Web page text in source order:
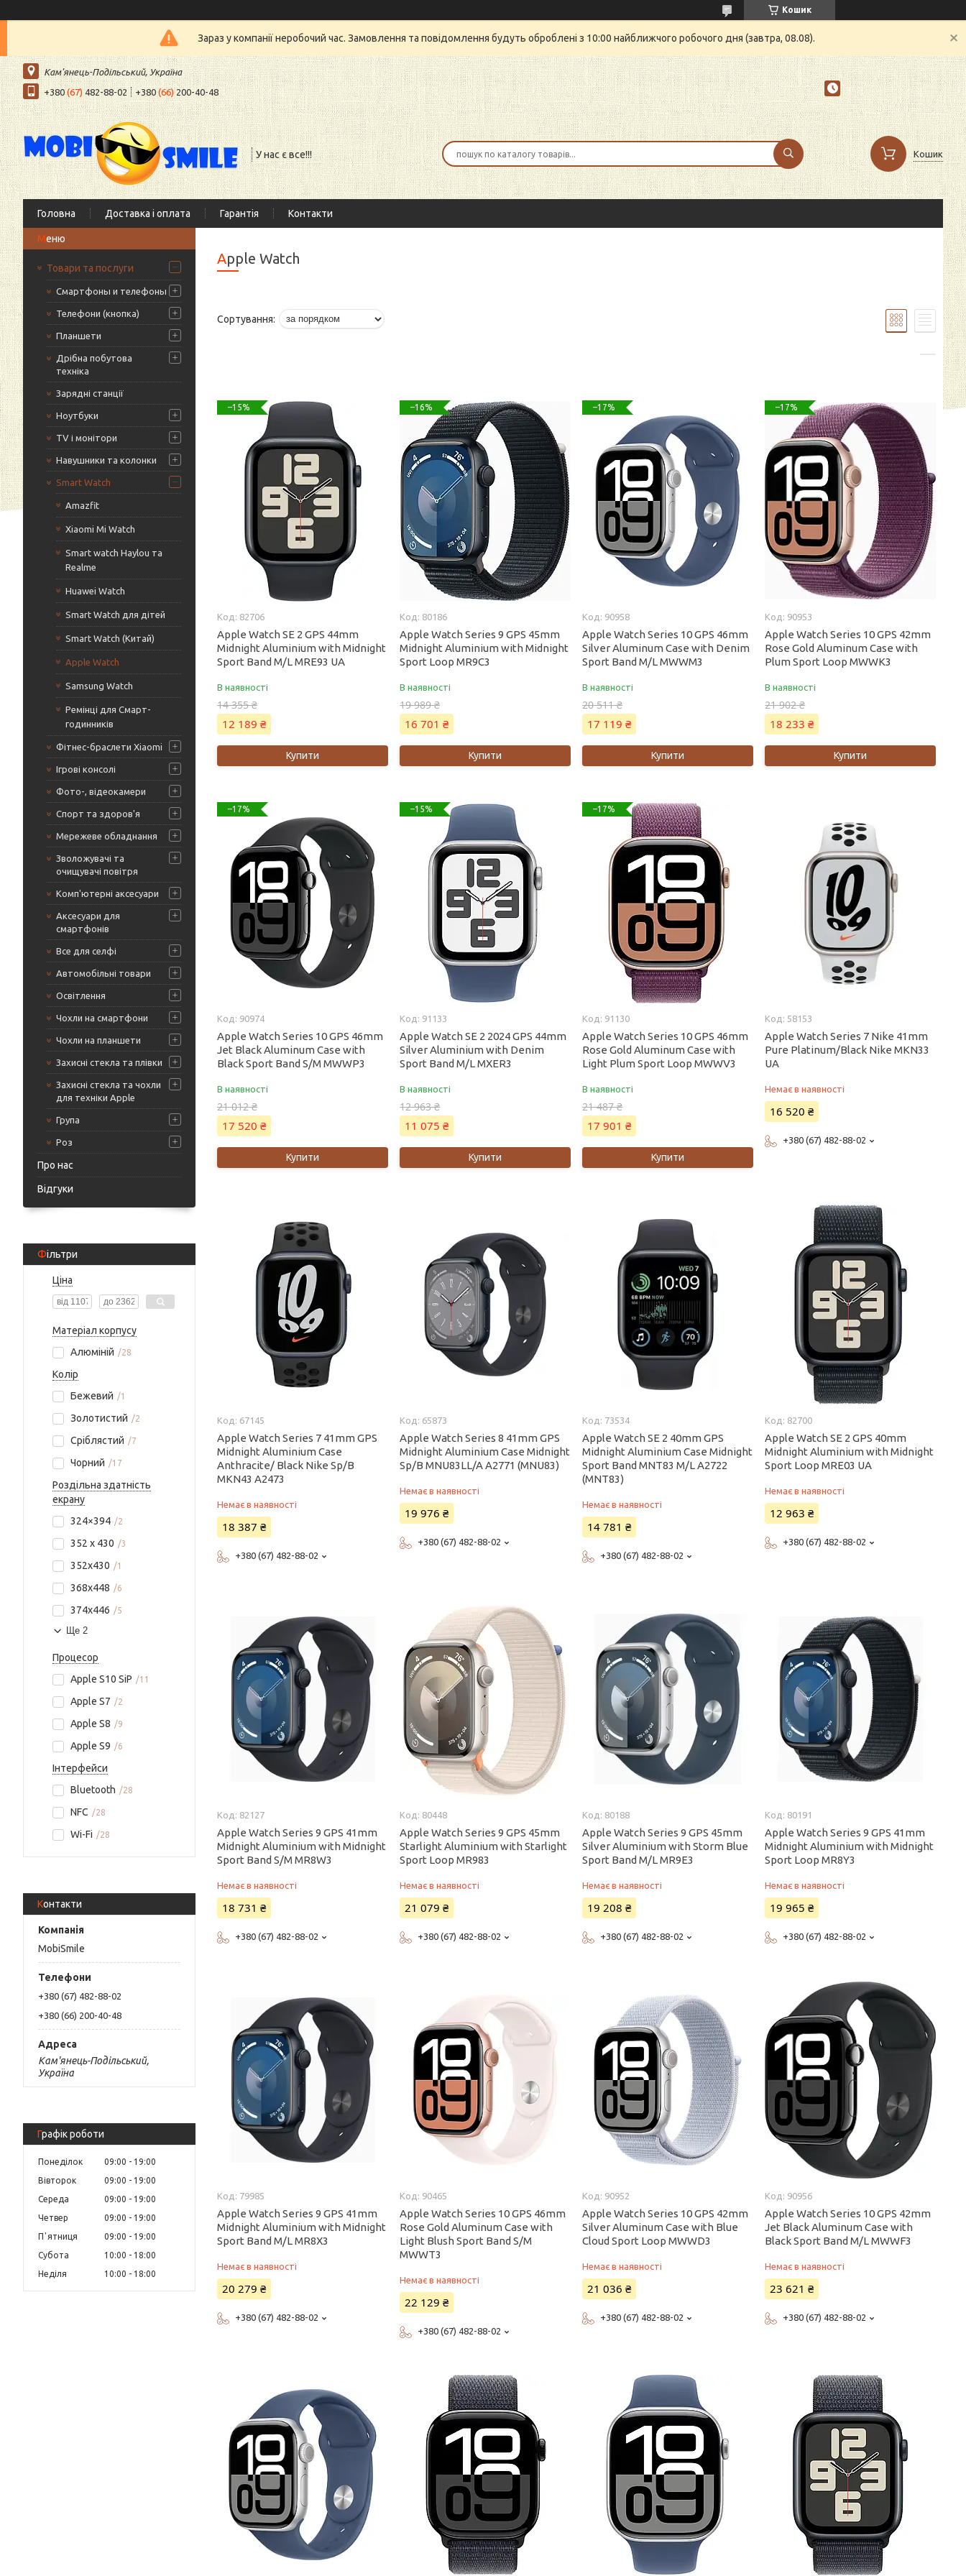
Кошик
Зараз у компанії неробочий час. Замовлення та повідомлення будуть оброблені з 10:00 найближчого робочого дня (завтра, 08.08).
Кам'янець-Подільський, Україна
+380 (67) 482-88-02 +380(66) 200-40-48
У нас є все!!! Кошик
Головна Доставка і оплата Гарантія Контакти
Товари та послуги
Смартфоны и телефоны
Телефони (кнопка)
Планшети
Дрібна побутова
техніка
Зарядні станції
Ноутбуки
TV і монітори
Навушники та колонки
Smart Watch
Amazfit
Xiaomi Mi Watch
Smart watch Haylou та
Realme
Huawei Watch
Smart Watch для дітей
Smart Watch (Китай)
Apple Watch
Samsung Watch
Ремінці для Смарт-
годинників
Фітнес-браслети Xiaomi
Ігрові консолі
Фото-, відеокамери
Спорт та здоров'я
Мережеве обладнання
Зволожувачі та
очищувачі повітря
Комп'ютерні аксесуари
Аксесуари для
смартфонів
Все для селфі
Автомобільні товари
Освітлення
Чохли на смартфони
Чохли на планшети
Захисні стекла та плівки
Захисні стекла та чохли
для техніки Apple
Група
Роз
Про нас
Відгуки
Фільтри
Ціна
Матеріал корпусу
Алюміній
28
Колір
Бежевий
1
Золотистий 2
Сріблястий 7
Чорний 17
Роздільна здатність
екрану
324×394
2
352 x 430 3
352х430 1
368x448 6
374x446 5
Ще 2
Процесор
Apple S10 SiP
11
Apple S7 2
Apple S8 9
Apple S9 6
Інтерфейси
Bluetooth
28
NFC 28
Wi-Fi 28
Контакти
MobiSmile
+380 (67) 482-88-02
+380 (66) 200-40-48
Кам'янець-Подільський,
Україна
Графік роботи
Понеділок 09:00
19:00
Вівторок
09:00
19:00
Середа
09:00
19:00
Четвер
09:00
19:00
Пʼятниця
09:00
19:00
Субота
10:00
18:00
Неділя
10:00 18:00
Apple Watch
–15%
82706
Apple Watch SE 2 GPS 44mm
Midnight Aluminium with Midnight
Sport Band M/L MRE93 UA
В наявності
14 355 ₴
12 189 ₴
Купити
–16%
80186
Apple Watch Series 9 GPS 45mm
Midnight Aluminium with Midnight
Sport Loop MR9C3
В наявності
19 989 ₴
16 701 ₴
Купити
–17%
90958
Apple Watch Series 10 GPS 46mm
Silver Aluminum Case with Denim
Sport Band M/L MWWM3
В наявності
20 511 ₴
17 119 ₴
Купити
–17%
90953
Apple Watch Series 10 GPS 42mm
Rose Gold Aluminum Case with
Plum Sport Loop MWWK3
В наявності
21 902 ₴
18 233 ₴
Купити
–17%
90974
Apple Watch Series 10 GPS 46mm
Jet Black Aluminum Case with
Black Sport Band S/M MWWP3
В наявності
21 012 ₴
17 520 ₴
Купити
–15%
91133
Apple Watch SE 2 2024 GPS 44mm
Silver Aluminium with Denim
Sport Band M/L MXER3
В наявності
12 963 ₴
11 075 ₴
Купити
–17%
91130
Apple Watch Series 10 GPS 46mm
Rose Gold Aluminum Case with
Light Plum Sport Loop MWWV3
В наявності
21 487 ₴
17 901 ₴
Купити
58153
Apple Watch Series 7 Nike 41mm
Pure Platinum/Black Nike MKN33
UA
Немає в наявності
16 520 ₴
+380 (67) 482-88-02
67145
Apple Watch Series 7 41mm GPS
Midnight Aluminium Case
Anthracite/ Black Nike Sp/B
MKN43 A2473
Немає в наявності
18 387 ₴
+380 (67) 482-88-02
65873
Apple Watch Series 8 41mm GPS
Midnight Aluminium Case Midnight
Sp/B MNU83LL/A A2771 (MNU83)
Немає в наявності
19 976 ₴
+380 (67) 482-88-02
73534
Apple Watch SE 2 40mm GPS
Midnight Aluminium Case Midnight
Sport Band MNT83 M/L A2722
(MNT83)
Немає в наявності
14 781 ₴
+380 (67) 482-88-02
82700
Apple Watch SE 2 GPS 40mm
Midnight Aluminium with Midnight
Sport Loop MRE03 UA
Немає в наявності
12 963 ₴
+380 (67) 482-88-02
82127
Apple Watch Series 9 GPS 41mm
Midnight Aluminium with Midnight
Sport Band S/M MR8W3
Немає в наявності
18 731 ₴
+380 (67) 482-88-02
80448
Apple Watch Series 9 GPS 45mm
Starlight Aluminium with Starlight
Sport Loop MR983
Немає в наявності
21 079 ₴
+380 (67) 482-88-02
80188
Apple Watch Series 9 GPS 45mm
Silver Aluminium with Storm Blue
Sport Band M/L MR9E3
Немає в наявності
19 208 ₴
+380 (67) 482-88-02
80191
Apple Watch Series 9 GPS 41mm
Midnight Aluminium with Midnight
Sport Loop MR8Y3
Немає в наявності
19 965 ₴
+380 (67) 482-88-02
79985
Apple Watch Series 9 GPS 41mm
Midnight Aluminium with Midnight
Sport Band M/L MR8X3
Немає в наявності
20 279 ₴
+380 (67) 482-88-02
90465
Apple Watch Series 10 GPS 46mm
Rose Gold Aluminum Case with
Light Blush Sport Band S/M
MWWT3
Немає в наявності
22 129 ₴
+380 (67) 482-88-02
90952
Apple Watch Series 10 GPS 42mm
Silver Aluminum Case with Blue
Cloud Sport Loop MWWD3
Немає в наявності
21 036 ₴
+380 (67) 482-88-02
90956
Apple Watch Series 10 GPS 42mm
Jet Black Aluminum Case with
Black Sport Band M/L MWWF3
Немає в наявності
23 621 ₴
+380 (67) 482-88-02